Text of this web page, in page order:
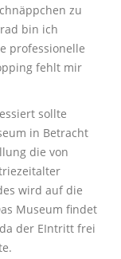
zu
bin ich
professionelle
fehlt mir
sollte
in Betracht
die von
wird auf die
Museum findet
der EIntritt frei